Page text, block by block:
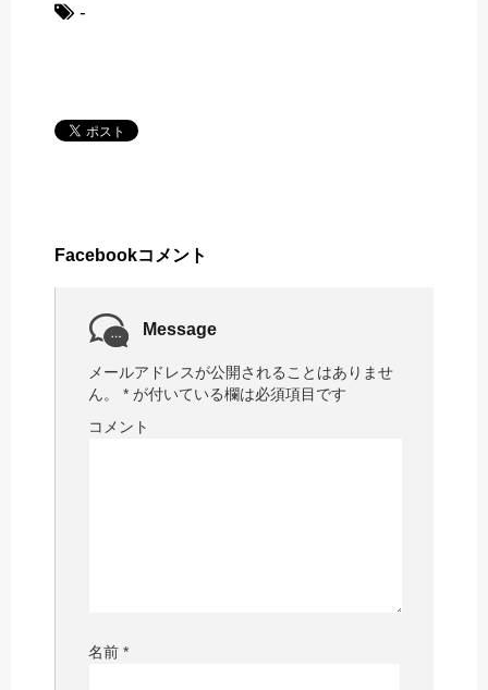
-
Facebookコメント
Message
メールアドレスが公開されることはありませ
ん。
* が付いている欄は必須項目です
コメント
名前 *